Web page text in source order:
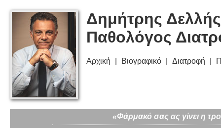
Δημήτρης
Παθολόγος
Αρχική Βιογραφικό Διατροφή
«Φάρμακό σας ας γίνει η